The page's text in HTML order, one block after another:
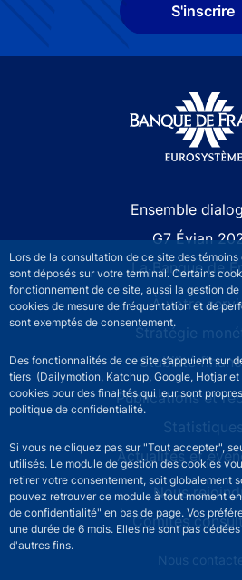
Lors de la consultation de ce site des
sont déposés sur votre terminal. Certains
fonctionnement de ce site, aussi la gestion
cookies de mesure de fréquentation et de
sont exemptés de consentement.
Des fonctionnalités de ce site s’appuient sur
tiers (Dailymotion, Katchup, Google, Hotjar
cookies pour des finalités qui leur sont
politique de confidentialité.
Si vous ne cliquez pas sur "Tout accepter",
utilisés. Le module de gestion des cookies
retirer votre consentement, soit globalement
pouvez retrouver ce module à tout moment
de confidentialité" en bas de page. Vos
une durée de 6 mois. Elles ne sont pas
d'autres fins.
S'inscrire
Ensemble
G7 Évian
La Banque de
À votre
Stratégie
Stabilité
Publications et
Statistiques
Actualités et
Nous
Comités
Footer secondary menu
Nous